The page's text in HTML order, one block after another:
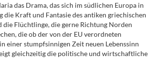
das Drama, das sich im südlichen Europa in
die Kraft und Fantasie des antiken griechischen
die Flüchtlinge, die gerne Richtung Norden
die ob der von der EU verordneten
einer stumpfsinnigen Zeit neuen Lebenssinn
gleichzeitig die politische und wirtschaftliche